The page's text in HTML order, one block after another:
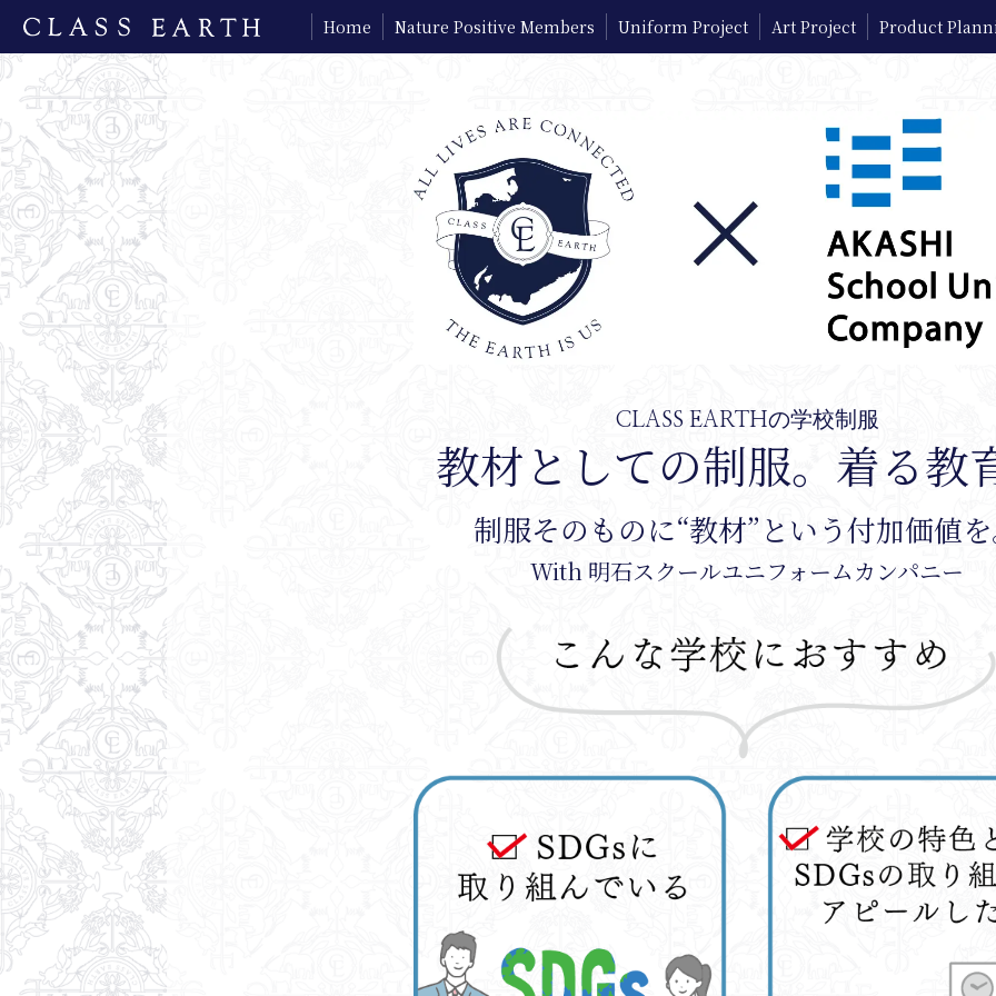
Home Nature Positive Members Uniform Project Art Project Product
CLASS EARTHの学校制服
教材としての制服。着る教
制服そのものに“教材”という付加価値
With 明石スクールユニフォームカンパニー